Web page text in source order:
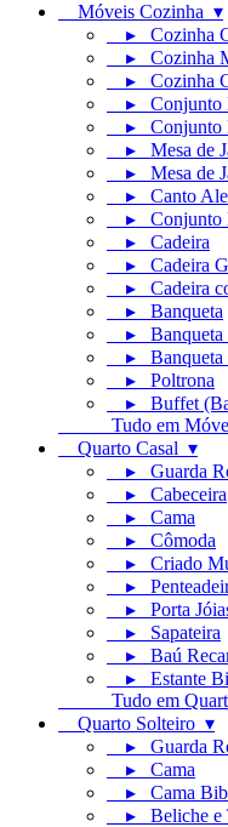
Móveis Cozinha ▾
▸ Cozinha
▸ Cozinha
▸ Cozinha
▸ Conjunto
▸ Conjunto
▸ Mesa de
▸ Mesa de
▸ Canto
▸ Conjunto
▸ Cadeira
▸ Cadeira
▸ Cadeira
▸ Banqueta
▸ Banqueta
▸ Banqueta
▸ Poltrona
▸ Buffet
Tudo em
Quarto Casal ▾
▸ Guarda
▸ Cabeceira
▸ Cama
▸ Cômoda
▸ Criado
▸
▸ Porta
▸ Sapateira
▸ Baú
▸ Estante
Tudo em Quarto
Quarto Solteiro ▾
▸ Guarda
▸ Cama
▸ Cama
▸ Beliche e